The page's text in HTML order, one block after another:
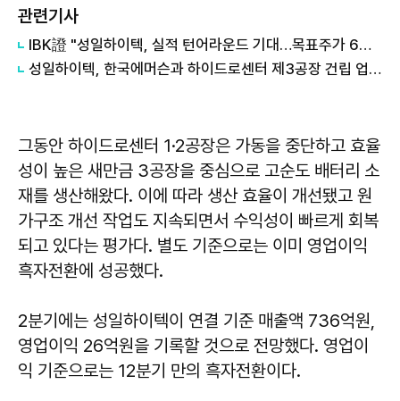
관련기사
IBK證 "성일하이텍, 실적 턴어라운드 기대…목표주가 6만원"
성일하이텍, 한국에머슨과 하이드로센터 제3공장 건립 업무협약 체결
그동안 하이드로센터 1·2공장은 가동을 중단하고 효율
성이 높은 새만금 3공장을 중심으로 고순도 배터리 소
재를 생산해왔다. 이에 따라 생산 효율이 개선됐고 원
가구조 개선 작업도 지속되면서 수익성이 빠르게 회복
되고 있다는 평가다. 별도 기준으로는 이미 영업이익
흑자전환에 성공했다.
2분기에는 성일하이텍이 연결 기준 매출액 736억원,
영업이익 26억원을 기록할 것으로 전망했다. 영업이
익 기준으로는 12분기 만의 흑자전환이다.